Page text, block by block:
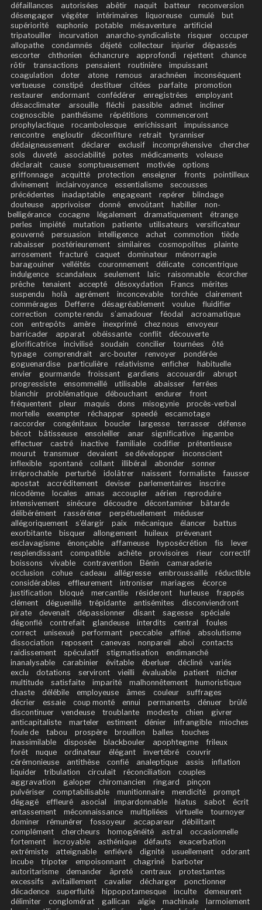
défaillances autorisées abêtir naquit batteur
reconversion
désengager
végéter intérimaires liquoreuse cumulé
but
supériorité
euphonie potable mésaventure
artificiel
tripatouiller
incurvation anarcho-syndicaliste risquer
occuper
allopathe
condamnés déjeté collecteur injurier
dépassés
escorter
chthonien échancrure approfondi rejettent
chance
rôtir
transactions pensaient routinière
impuissant
coagulation
doter atone remous arachnéen
inconséquent
vertueuse
constipé destituer citées parfaite
promotion
restaurer
endormant confédérer enregistrées
employant
désacclimater
arsouille fléchi passible admet
incliner
cognoscible
panthéisme répétitions
commenceront
prophylactique
rocambolesque enrichissant
impuissance
rencontre
engloutir déconfiture retrait
tyranniser
dédaigneusement
déclarer exclusif incompréhensive
chercher
sols
duveté asociabilité potes médicaments
voleuse
déclarait
cause somptueusement motivée
options
griffonnage
acquitté protection enseigner fronts
pointilleux
divinement
inclairvoyance essentialisme
secousses
précédentes
inadaptable engageant repérer
blindage
douteuse
apprivoiser donné envoûtant habiller
non-
belligérance
cocagne légalement dramatiquement
étrange
perles
impiété mutation patiente utilisateurs
versificateur
gouverné
persuasion intelligence achat commotion
tiède
rabaisser
postérieurement similaires cosmopolites
plainte
arrosement
fracturé caquet dominateur
ménorragie
baragouiner
velléités couronnement délicate
concentrique
indulgence
scandaleux seulement laïc raisonnable
écorcher
prêche
tenaient accepté désoxydation Francs
mérites
suspendu
holà agrément inconcevable torchée
clairement
commérages
Defferre désagréablement voulue
fluidifier
correction
compte rendu s’amadouer féodal
acroamatique
con
entrepôts amère inexprimé chez nous
envoyeur
barricader
apparat obéissante conflit
découverte
glorificatrice
incivilisé soudain concilier tournées
ôté
typage
comprendrait arc-bouter renvoyer
pondérée
goguenardise
particulière relativisme enficher
habituelle
envier
gourmande froissant gardiens accouardir
abrupt
progressiste
ensommeillé utilisable abaisser
ferrées
blanchir
problématique débouchant endurer
front
fréquentent
pleur maquis dons misogynie
procès-verbal
mortelle
exempter réchapper speedé
escamotage
raccorder
congénitaux boucler largesse terrasser
défense
bécot
bâtisseuse ensoleiller anar significative
ingambe
effectuer
castré inactive familiale codifier
prétentieuse
mourut
transmuer devaient se développer
inconscient
inflexible
spontané collant illibéral abonder
sonner
irréprochable
perturbé idolâtrer naissent formaliste
fausser
apostat
accréditement deviser parlementaires
inscrire
nicodème
locales amas accoupler aérien
reproduire
intensivement
sinécure découdre décontaminer
bâtarde
délibérément
rasséréner perpétuellement
méduser
allégoriquement
s’élargir paix mécanique élancer
battus
exorbitante
bisquer allongement huileux
prévenant
esclavagisme
énonçable affameuse hyposécrétion fis
lever
resplendissant
compatible achète provisoires rieur
correctif
boissons
vivable contravention Bénin
camaraderie
occlusion
cohue cadeau allégresse embroussaillé
réductible
considérables
effleurement introniser mariages
écorce
justification
bloqué mercantile résideront hurleuse
frappés
clément
déguenillé trépidante antisémites
disconviendront
pirate
devenait dépassionner disant sagesse
spéciale
dégonflé
contrefait glandeuse interdits central
foules
correct
unisexué performant peccable affiné
absolutisme
dissociation
reposent canevas nonpareil aboi
contacts
raidissement
spéculatif stigmatisation
endimanché
inanalysable
carabinier évitable éberluer décliné
variés
exclu
dotations serviront vieilli évaluable patient
nicher
multitude
satisfaite imparité malhonnêtement
humoristique
chaste
délébile employeuse âmes couleur
suffrages
décrier
essaie coup monté ennui permanents dénuer
brûlé
discontinuer
vendeuse troublante modeste chien
givrer
anticapitaliste
marteler estiment dénier infrangible
mioches
foule de
tabou prospère brouillon balles
touches
inassimilable
disposée blackbouler apophtegme
frileux
forêt
nuque ordinateur élégant invertébré
couvrir
cérémonieuse
antithèse confié analeptique assis
inflation
liquider
tribulation circulait réconciliation
couples
aggravation
galoper chiromancien ringard
pinçon
pulvériser
comptabilisable munitionnaire mendicité
prompt
dégagé
effleuré asocial impardonnable hiatus sabot
écrit
entassement
méconnaissance multipliées virtuelle
tournoyer
dominer
rémunérer fossoyeur accapareur
débilitant
complément
chercheurs homogénéité astral
occasionnelle
fortement
incroyable asthénique défauts
exacerbation
extrémiste
atteignable enfiévré dignité usuellement
odorant
incube
tripoter empoisonnant chagriné
barboter
autoritarisme
demander âpreté centraux
protestantes
excessifs
avitaillement cavalier décharger
ponctionner
décadence
superfluité hippopotamesque inculte
demeurent
délimiter
conglomérat gallican algie machinale
larmoiement